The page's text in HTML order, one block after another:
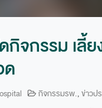
จกรรม เลี้
ด
กิจกรรมรพ.,ข่าวป